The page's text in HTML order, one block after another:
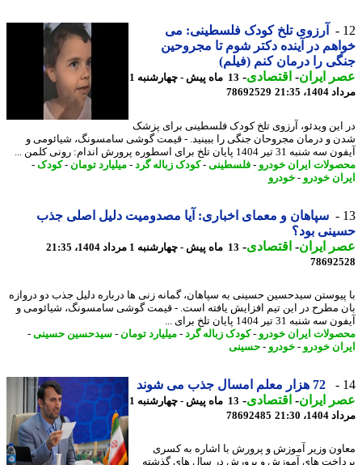
آرزوی تلخ کودک فلسطینی: می
در آینده دکتر شوم تا مجروحین
را درمان کنم (فیلم)
ایران- اقتصادی-
13 ماه پیش - چهارشنبه 1
21:35
78692529
ویدئو، آرزوی تلخ کودک فلسطینی برای پزشک
و درمان مجروحان جنگی را ببینید. - قیمت گوشی سامسونگ، شیائومی و
تیر 1404 پایان تلخ برای اسطوره پرورش اندام: رونی کلمن ...
ایران خودرو-فلسطینی-کودک زباله گرد-میلیارد تومان-کودک-
خودرو-خودرو
سپاهان و معمای اخباری: آیا مصدومیت دلیل اصلی جذب
بود؟
ایران- اقتصادی-13 ماه پیش - چهارشنبه 1 مرداد 1404، 21:35
سیدحسین حسینی به سپاهان، گمانه زنی ها درباره دلیل جذب دو دروازه
مطرح در این تیم افزایش یافته است. - قیمت گوشی سامسونگ، شیائومی و
31 تیر 1404 پایان تلخ برای ...
ایران خودرو-کودک زباله گرد-میلیارد تومان-سیدحسین حسینی-
خودرو-خودرو-حسینی
72 هزار معلم امسال جذب می شوند
ایران- اقتصادی-
13 ماه پیش - چهارشنبه 1
21:30
78692485
وزیر آموزش و پرورش با اشاره به کسری
های آموزش و پرورش در سال های گذشته